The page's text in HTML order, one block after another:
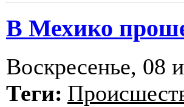
В Мехико
Воскресенье, 08
Теги: